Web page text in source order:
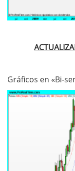
Gráficos en «Bi-